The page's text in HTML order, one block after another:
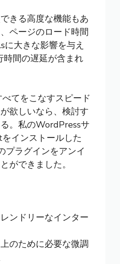
きる高度な機能もあ
ページのロード時間
大きな影響を与え
時間の遅延が含まれ
てをこなすスピード
欲しいなら、検討す
。私のWordPressサ
インストールした
プラグインをアンイ
ができました。
ンドリーなインター
のために必要な微調